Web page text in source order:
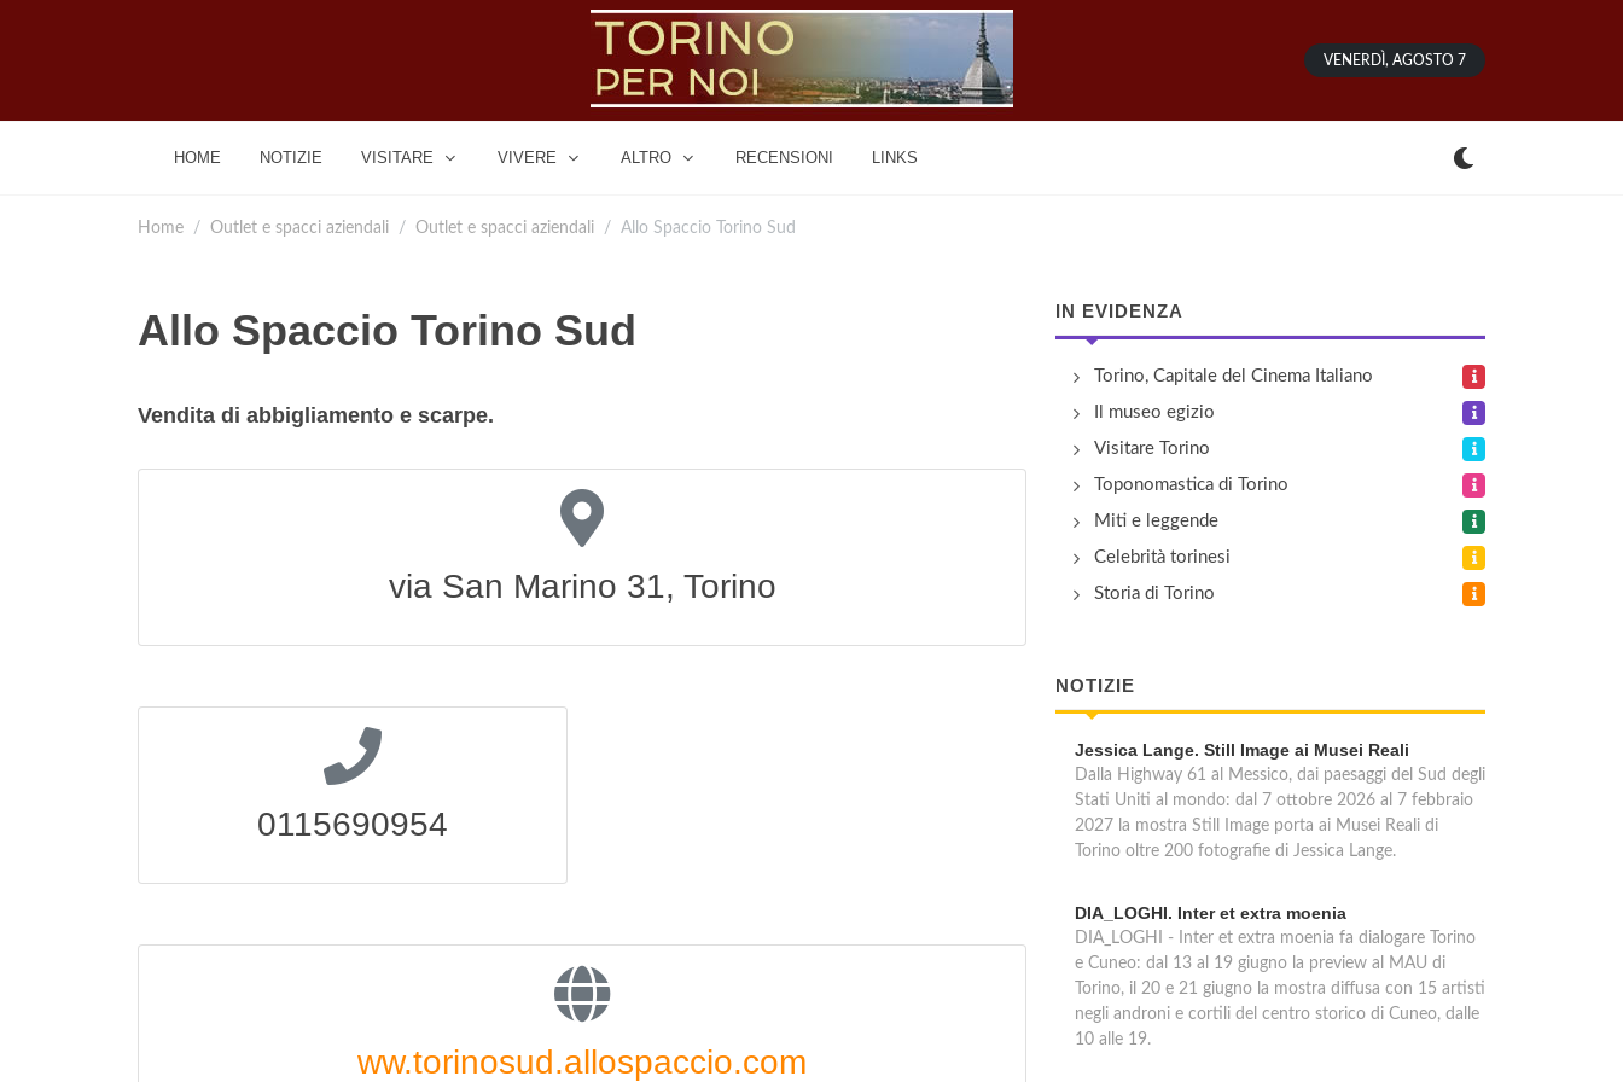
VENERDÌ, AGOSTO 7
HOME NOTIZIE VISITARE VIVERE ALTRO RECENSIONI LINKS
Home Outlet e spacci aziendali Outlet e spacci aziendali Allo Spaccio Torino Sud
Allo Spaccio Torino Sud
Vendita di abbigliamento e scarpe.
via San Marino 31, Torino
0115690954
ww.torinosud.allospaccio.com
IN EVIDENZA
Torino, Capitale del Cinema Italiano
Il museo egizio
Visitare Torino
Toponomastica di Torino
Miti e leggende
Celebrità torinesi
Storia di Torino
NOTIZIE
Jessica Lange. Still Image ai Musei Reali
Dalla Highway 61 al Messico, dai paesaggi del Sud degli
Stati Uniti al mondo: dal 7 ottobre 2026 al 7 febbraio
2027 la mostra Still Image porta ai Musei Reali di
Torino oltre 200 fotografie di Jessica Lange.
DIA_LOGHI. Inter et extra moenia
DIA_LOGHI - Inter et extra moenia fa dialogare Torino
e Cuneo: dal 13 al 19 giugno la preview al MAU di
Torino, il 20 e 21 giugno la mostra diffusa con 15 artisti
negli androni e cortili del centro storico di Cuneo, dalle
10 alle 19.